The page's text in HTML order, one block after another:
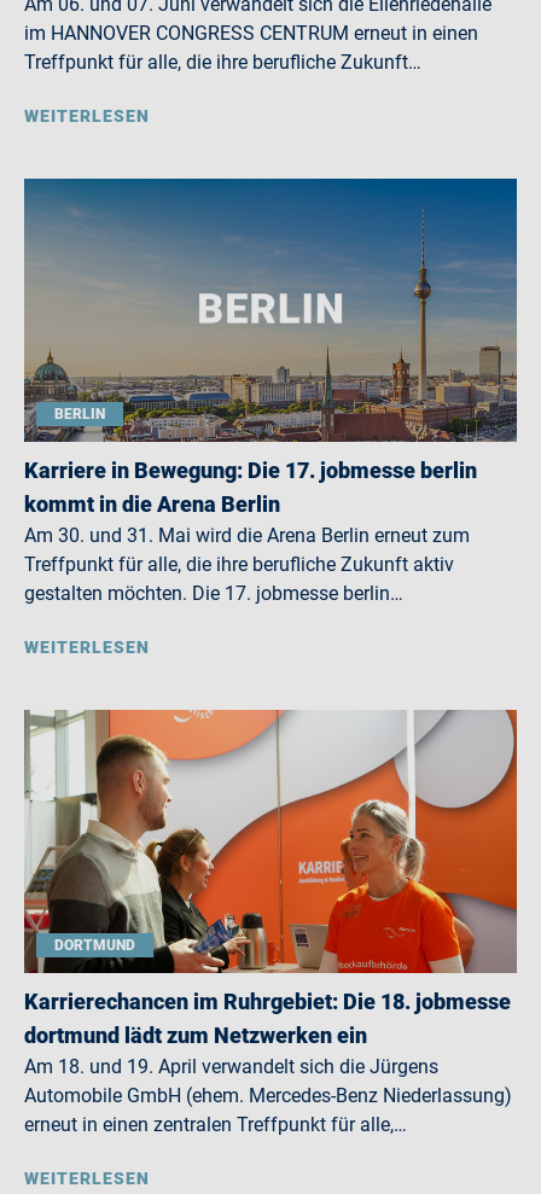
im HANNOVER CONGRESS CENTRUM erneut in einen
Treffpunkt für alle, die ihre berufliche Zukunft…
WEITERLESEN
BERLIN
Karriere in Bewegung: Die 17. jobmesse berlin
kommt in die Arena Berlin
Am 30. und 31. Mai wird die Arena Berlin erneut zum
Treffpunkt für alle, die ihre berufliche Zukunft aktiv
gestalten möchten. Die 17. jobmesse berlin…
WEITERLESEN
DORTMUND
Karrierechancen im Ruhrgebiet: Die 18. jobmesse
dortmund lädt zum Netzwerken ein
Am 18. und 19. April verwandelt sich die Jürgens
Automobile GmbH (ehem. Mercedes-Benz Niederlassung)
erneut in einen zentralen Treffpunkt für alle,…
WEITERLESEN